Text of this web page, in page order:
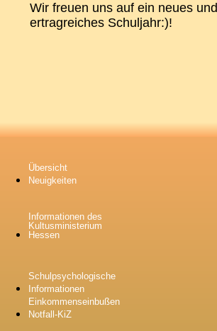
Wir freuen uns auf ein neues und
ertragreiches Schuljahr:)!
Übersicht
Neuigkeiten
Informationen des
Kultusministerium
Hessen
Schulpsychologische
Informationen
Einkommenseinbußen
Notfall-KiZ